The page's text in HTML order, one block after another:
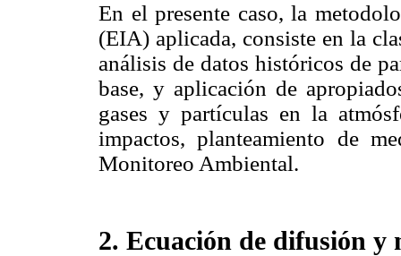
En el presente caso, la
(EIA) aplicada, consiste en la
análisis de datos históricos de
base, y aplicación de
gases y partículas en la
impactos, planteamiento de
Monitoreo Ambiental.
2. Ecuación de difusión y